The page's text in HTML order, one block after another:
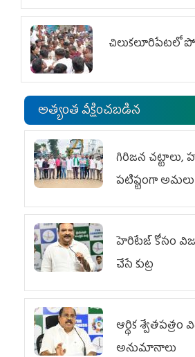
చిలుక‌లూరిపేట‌లో
అత్యంత వీక్షించబడిన
గిరిజన చట్టాలు,
పటిష్టంగా
హెరిటేజ్ కోసం
చేసే కుట్ర‌
ఆర్థిక శ్వేతపత్రం
అనుమానాలు